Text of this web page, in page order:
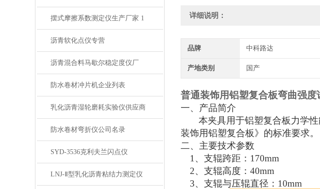
摆式摩擦系数测定仪生产厂家 1
沥青软化点仪专营
沥青混合料马歇尔稳定度仪厂
防水卷材冲片机企业列表
乳化沥青湿轮磨耗实验仪供应商
防水卷材弯折仪公司名录
SYD-3536克利夫兰闪点仪
LNJ-Ⅱ型乳化沥青粘结力测定仪
详细说明：
品牌 中科路达
产地类别 国产
普通装饰用铝塑复合板弯曲强度
一、 产品简介
本夹具用于铝塑复合板力学
装饰用铝塑复合板》的标准要求。
二、 主要技术参数
1、 支辊跨距： 170mm
2、 支辊高度： 40mm
3、 支辊与压辊直径： 10mm